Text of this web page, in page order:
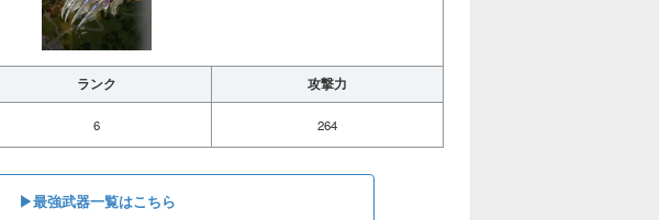
ランク 攻撃力
6 264
▶︎最強武器一覧はこちら